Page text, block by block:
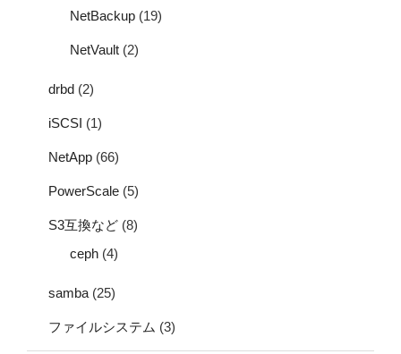
NetBackup (19)
NetVault (2)
drbd (2)
iSCSI (1)
NetApp (66)
PowerScale (5)
S3互換など (8)
ceph (4)
samba (25)
ファイルシステム (3)